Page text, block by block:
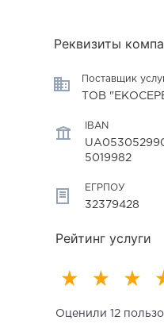
Реквизиты
Поставщик
ТОВ
IBAN
5019982
ЕГРПОУ
32379428
Рейтинг услуги
Оценили 12